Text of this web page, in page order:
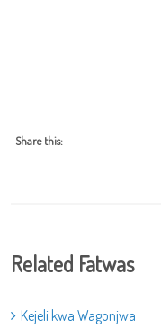
Share this:
Related Fatwas
Kejeli kwa Wagonjwa